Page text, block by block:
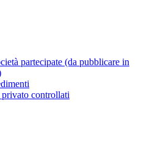
partecipate (da pubblicare in
controllati